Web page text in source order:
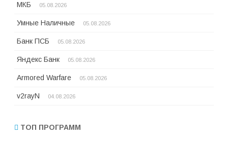
МКБ 05.08.2026
Умные Наличные 05.08.2026
Банк ПСБ 05.08.2026
Яндекс Банк 05.08.2026
Armored Warfare 05.08.2026
v2rayN 04.08.2026
ТОП ПРОГРАММ